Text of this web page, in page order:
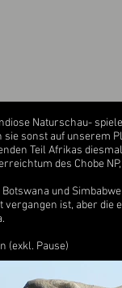
Naturschau-
sonst auf unserem
Teil Afrikas
des Chobe
und
vergangen ist, aber
(exkl. Pause)